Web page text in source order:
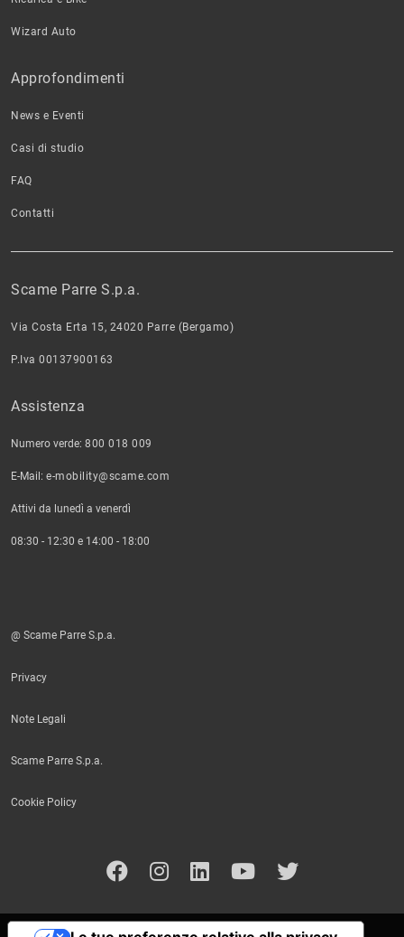
Scame Parre S.p.a.
Via Costa Erta 15, 24020 Parre (Bergamo)
P.Iva 00137900163
Assistenza
Numero verde: 800 018 009
E-Mail: e-mobility@scame.com
Attivi da lunedì a venerdì
08:30 - 12:30 e 14:00 - 18:00
Wizard Auto
Approfondimenti
News e Eventi
Casi di studio
FAQ
Contatti
@ Scame Parre S.p.a.
Privacy
Note Legali
Scame Parre S.p.a.
Cookie Policy